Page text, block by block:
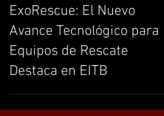
ExoRescue: El Nuevo
Avance Tecnológico para
Equipos de Rescate
Destaca en EITB